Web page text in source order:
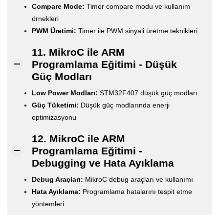
Compare Mode: Timer compare modu ve kullanım
örnekleri
PWM Üretimi: Timer ile PWM sinyali üretme teknikleri
11. MikroC ile ARM
Programlama Eğitimi - Düşük
Güç Modları
Low Power Modları: STM32F407 düşük güç modları
Güç Tüketimi: Düşük güç modlarında enerji
optimizasyonu
12. MikroC ile ARM
Programlama Eğitimi -
Debugging ve Hata Ayıklama
Debug Araçları: MikroC debug araçları ve kullanımı
Hata Ayıklama: Programlama hatalarını tespit etme
yöntemleri